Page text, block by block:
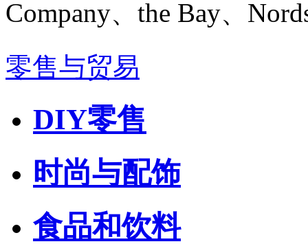
Company、the Bay、
零售与贸易
DIY零售
时尚与配饰
食品和饮料